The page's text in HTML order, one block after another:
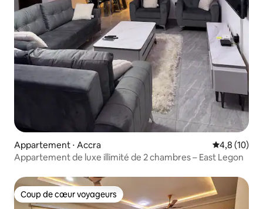
Appartement ⋅ Accra Évaluation
4,8 (10)
Appartement de luxe illimité de 2 chambres – East Legon
Coup de cœur voyageurs
Coup de cœur voyageurs